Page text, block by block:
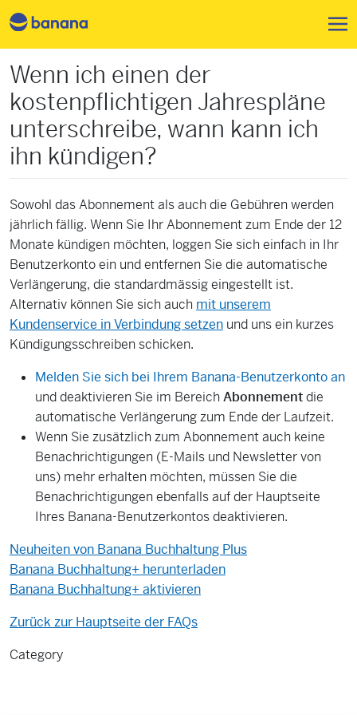
Wenn ich einen der
kostenpflichtigen Jahrespläne
unterschreibe, wann kann ich
ihn kündigen?
Sowohl das Abonnement als auch die Gebühren werden
jährlich fällig. Wenn Sie Ihr Abonnement zum Ende der 12
Monate kündigen möchten, loggen Sie sich einfach in Ihr
Benutzerkonto ein und entfernen Sie die automatische
Verlängerung, die standardmässig eingestellt ist.
Alternativ können Sie sich auch mit unserem
Kundenservice in Verbindung setzen und uns ein kurzes
Kündigungsschreiben schicken.
Melden Sie sich bei Ihrem Banana-Benutzerkonto an
und deaktivieren Sie im BereichAbonnementdie
automatische Verlängerung zum Ende der Laufzeit.
Wenn Sie zusätzlich zum Abonnement auch keine
Benachrichtigungen (E-Mails und Newsletter von
uns) mehr erhalten möchten, müssen Sie die
Benachrichtigungen ebenfalls auf der Hauptseite
Ihres Banana-Benutzerkontos deaktivieren.
Neuheiten von Banana Buchhaltung Plus
Banana Buchhaltung+ herunterladen
Banana Buchhaltung+ aktivieren
Zurück zur Hauptseite der FAQs
Category